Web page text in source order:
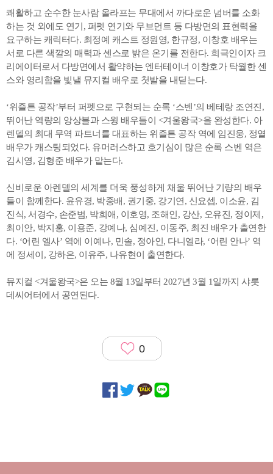
쾌활하고 순수한 눈사람 올라프는 무대에서 까다로운 넘버를 소화
하는 것 외에도 연기, 퍼펫 연기와 무브먼트 등 다방면의 표현력을
요구하는 캐릭터다. 최정예 캐스트 정원영, 한규정, 이창호 배우는
서로 다른 색깔의 매력과 센스로 밝은 온기를 전한다. 희극인이자 크
리에이터로서 다방면에서 활약하는 엔터테이너 이창호가 탁월한 센
스와 영리함을 빛낼 뮤지컬 배우로 첫발을 내딛는다.
‘위즐튼 공작’부터 퍼펫으로 구현되는 순록 ‘스벤’의 베테랑 조연진,
뛰어난 역량의 앙상블과 스윙 배우들이 <겨울왕국>을 완성한다. 아
렌델의 최대 무역 파트너를 대표하는 위즐튼 공작 역에 임진웅, 정열
배우가 캐스팅되었다. 유머러스하고 호기심이 많은 순록 스벤 역은
김시영, 김형준 배우가 맡는다.
신비로운 아렌델의 세계를 더욱 풍성하게 채울 뛰어난 기량의 배우
들이 함께한다. 윤유경, 박종배, 권기중, 강기연, 신요셉, 이소윤, 김
진식, 서경수, 손준범, 박희애, 이호영, 조해인, 강산, 오유진, 정이제,
최이안, 박지홍, 이용준, 강예나, 심예진, 이동주, 최진 배우가 출연한
다. ‘어린 엘사’ 역에 이예나, 민솔, 정아인, 다니엘라, ‘어린 안나’ 역
에 정세이, 강하은, 이유주, 나유현이 출연한다.
뮤지컬 <겨울왕국>은 오는 8월 13일부터 2027년 3월 1일까지 샤롯
데씨어터에서 공연된다.
0